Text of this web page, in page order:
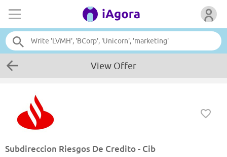
View Offer
Subdireccion Riesgos De Credito - Cib